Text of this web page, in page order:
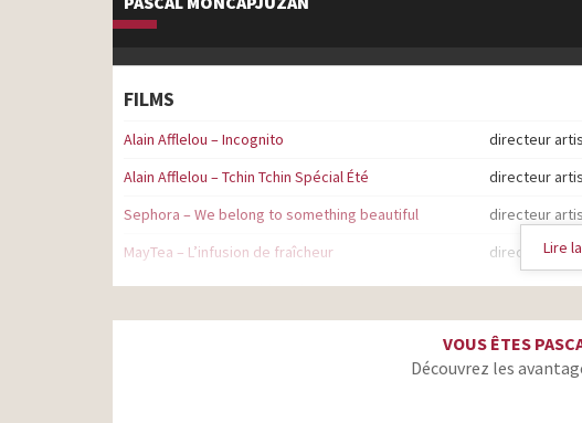
FILMS
Alain Afflelou – Incognito
directeur
Alain Afflelou – Tchin Tchin Spécial Été
directeur
Sephora – We belong to something beautiful
directeur
MayTea – L’infusion de fraîcheur
directeur
Lacoste – Support with style – France Olympique 2016 directeur
Duplo Choco Gaufrette – Sens dessus dessous
directeur
directeur
Lire
VOUS ÊTES
Découvrez les